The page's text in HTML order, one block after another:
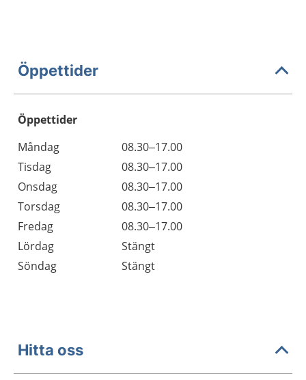
Öppettider
Öppettider
Dag
Öppettider
Kommentarer
Måndag
08.30–17.00
Tisdag
08.30–17.00
Onsdag
08.30–17.00
Torsdag
08.30–17.00
Fredag
08.30–17.00
Lördag
Stängt
Söndag
Stängt
Hitta oss